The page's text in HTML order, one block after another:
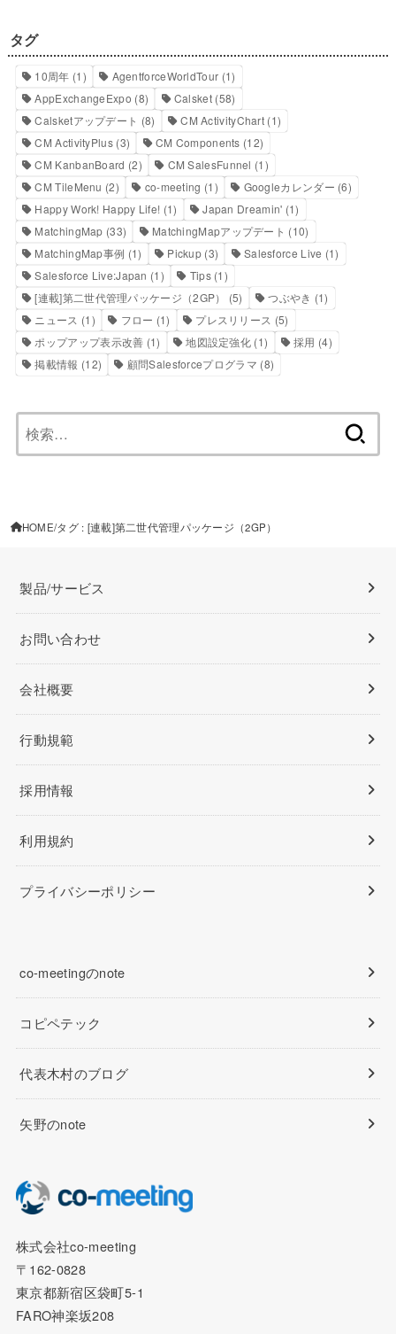
タグ
10周年 (1) AgentforceWorldTour (1)
AppExchangeExpo (8) Calsket(58)
Calsketアップデート (8) CM ActivityChart (1)
CM ActivityPlus(3) CM Components (12)
CM KanbanBoard (2) CM SalesFunnel (1)
CM TileMenu (2) co-meeting (1) Googleカレンダー (6)
Happy Work! Happy Life! (1) Japan Dreamin' (1)
MatchingMap (33) MatchingMapアップデート (10)
MatchingMap事例 (1) Pickup (3) Salesforce Live (1)
Salesforce Live:Japan (1) Tips(1)
[連載]第二世代管理パッケージ（2GP）
(5) つぶやき (1)
ニュース (1) フロー (1) プレスリリース (5)
ポップアップ表示改善 (1) 地図設定強化 (1) 採用 (4)
掲載情報 (12) 顧問Salesforceプログラマ (8)
索:
HOME タグ : [連載]第二世代管理パッケージ（2GP）
製品/サービス
お問い合わせ
会社概要
行動規範
採用情報
利用規約
プライバシーポリシー
co-meetingのnote
コピペテック
代表木村のブログ
矢野のnote
株式会社co-meeting
〒162-0828
東京都新宿区袋町5-1
FARO神楽坂208